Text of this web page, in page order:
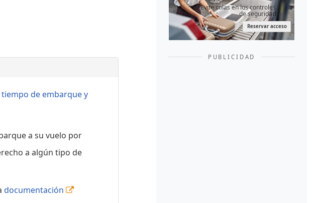
tiempo de embarque y
a su vuelo por
a algún tipo de
documentación
Evite colas en los controles
de seguridad
Reservar acceso
PUBLICIDAD